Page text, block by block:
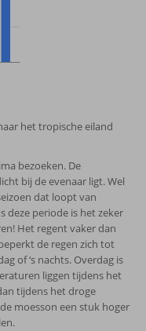
het tropische eiland
bezoeken. De
bij de evenaar ligt. Wel
dat loopt van
periode is het zeker
Het regent vaker dan
de regen zich tot
of ‘s nachts. Overdag is
liggen tijdens het
tijdens het droge
moesson een stuk hoger